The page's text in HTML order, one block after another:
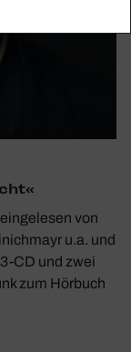
von
u.a. und
CD und zwei
zum Hörbuch